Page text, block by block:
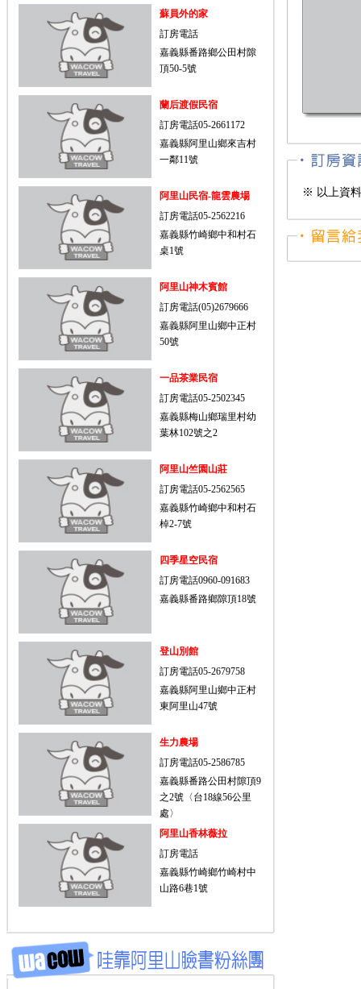
蘇員外的家
訂房電話
嘉義縣番路鄉公田村隙
頂50-5號
蘭后渡假民宿
訂房電話05-2661172
嘉義縣阿里山鄉來吉村
一鄰11號
阿里山民宿-龍雲農場
訂房電話05-2562216
嘉義縣竹崎鄉中和村石
桌1號
阿里山神木賓館
訂房電話(05)2679666
嘉義縣阿里山鄉中正村
50號
一品茶業民宿
訂房電話05-2502345
嘉義縣梅山鄉瑞里村幼
葉林102號之2
阿里山竺園山莊
訂房電話05-2562565
嘉義縣竹崎鄉中和村石
棹2-7號
四季星空民宿
訂房電話0960-091683
嘉義縣番路鄉隙頂18號
登山別館
訂房電話05-2679758
嘉義縣阿里山鄉中正村
東阿里山47號
生力農場
訂房電話05-2586785
嘉義縣番路公田村隙頂9
之2號〈台18線56公里
處〉
阿里山香林薇拉
訂房電話
嘉義縣竹崎鄉竹崎村中
山路6巷1號
※ 以上資